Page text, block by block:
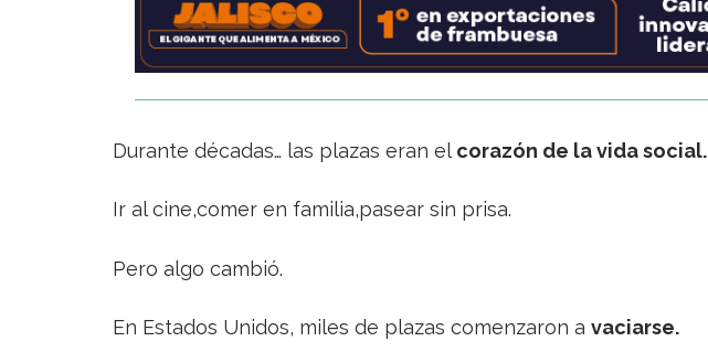
Durante décadas… las plazas eran el corazón de la vida social.
Ir al cine,comer en familia,pasear sin prisa.
Pero algo cambió.
En Estados Unidos, miles de plazas comenzaron a vaciarse.